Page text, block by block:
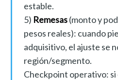
estable.
5) Remesas(monto y
pesos reales): cuando
adquisitivo, el ajuste se
región/segmento.
Checkpoint operativo: si